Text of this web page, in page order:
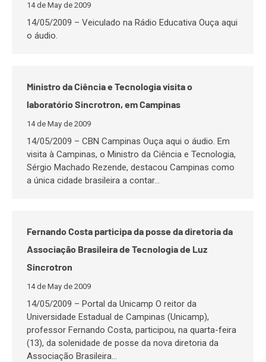
14 de May de 2009
14/05/2009 – Veiculado na Rádio Educativa Ouça aqui
o áudio.
Ministro da Ciência e Tecnologia visita o
laboratório Sincrotron, em Campinas
14 de May de 2009
14/05/2009 – CBN Campinas Ouça aqui o áudio. Em
visita à Campinas, o Ministro da Ciência e Tecnologia,
Sérgio Machado Rezende, destacou Campinas como
a única cidade brasileira a contar…
Fernando Costa participa da posse da diretoria da
Associação Brasileira de Tecnologia de Luz
Síncrotron
14 de May de 2009
14/05/2009 – Portal da Unicamp O reitor da
Universidade Estadual de Campinas (Unicamp),
professor Fernando Costa, participou, na quarta-feira
(13), da solenidade de posse da nova diretoria da
Associação Brasileira…